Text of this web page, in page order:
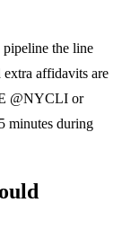
pipeline the line
affidavits are
@NYCLI or
minutes during